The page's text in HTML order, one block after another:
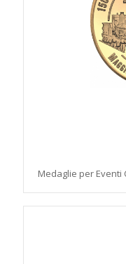
Medaglie per Eventi